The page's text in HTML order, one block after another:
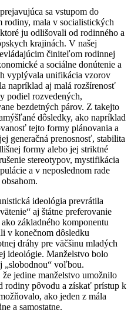
sa vstupom do
rodiny, mala v socialistických
ju odlišovali od rodinného a
krajinách. V našej
činiteľom rodinnej
a sociálne donútenie a
vyplývala unifikácia vzorov
napríklad aj malá rozšírenosť
podiel rozvedených,
bezdetných párov. Z takejto
dôsledky, ako napríklad
tejto formy plánovania a
generačná prenosnosť, stabilita
formy alebo jej striktné
stereotypov, mystifikácia
a v neposlednom rade
ideológia prevrátila
aj štátne preferovanie
základného komponentu
v konečnom dôsledku
dráhy pre väčšinu mladých
ideológie. Manželstvo bolo
„slobodnou“ voľbou.
jedine manželstvo umožnilo
rodiny pôvodu a získať prístup k
ako jeden z mála
a samostatne.